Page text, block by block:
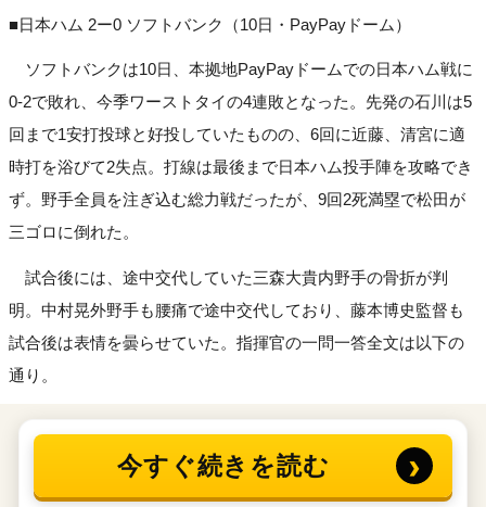
■日本ハム 2ー0 ソフトバンク（10日・PayPayドーム）
ソフトバンクは10日、本拠地PayPayドームでの日本ハム戦に
0-2で敗れ、今季ワーストタイの4連敗となった。先発の石川は5
回まで1安打投球と好投していたものの、6回に近藤、清宮に適
時打を浴びて2失点。打線は最後まで日本ハム投手陣を攻略でき
ず。野手全員を注ぎ込む総力戦だったが、9回2死満塁で松田が
三ゴロに倒れた。
試合後には、途中交代していた三森大貴内野手の骨折が判
明。中村晃外野手も腰痛で途中交代しており、藤本博史監督も
試合後は表情を曇らせていた。指揮官の一問一答全文は以下の
通り。